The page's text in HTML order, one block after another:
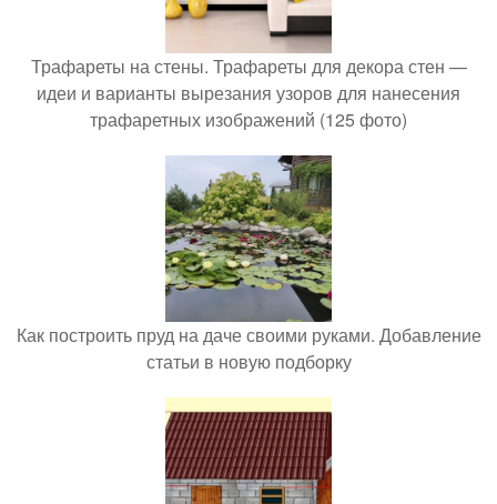
Трафареты на стены. Трафареты для декора стен —
идеи и варианты вырезания узоров для нанесения
трафаретных изображений (125 фото)
Как построить пруд на даче своими руками. Добавление
статьи в новую подборку